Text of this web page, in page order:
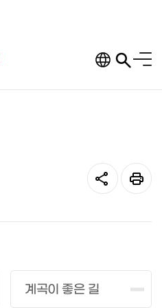
전
계곡이 좋은 길